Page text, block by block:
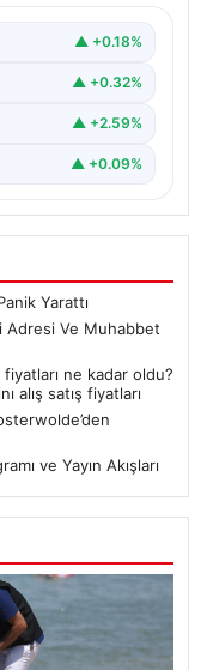
Güncel
▲ +0.18%
▲ +0.32%
▲ +2.59%
▲ +0.09%
Yarattı
Adresi Ve Muhabbet
fiyatları ne kadar oldu?
alış satış fiyatları
ve Yayın Akışları